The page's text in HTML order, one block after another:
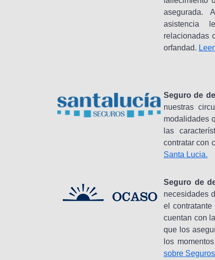
asegurada.
asistencia
relacionadas
orfandad.
Seguro de
nuestras
modalidades
las
contratar con
Santa Lucia.
Seguro de
necesidades
el
cuentan con
que los
los
sobre